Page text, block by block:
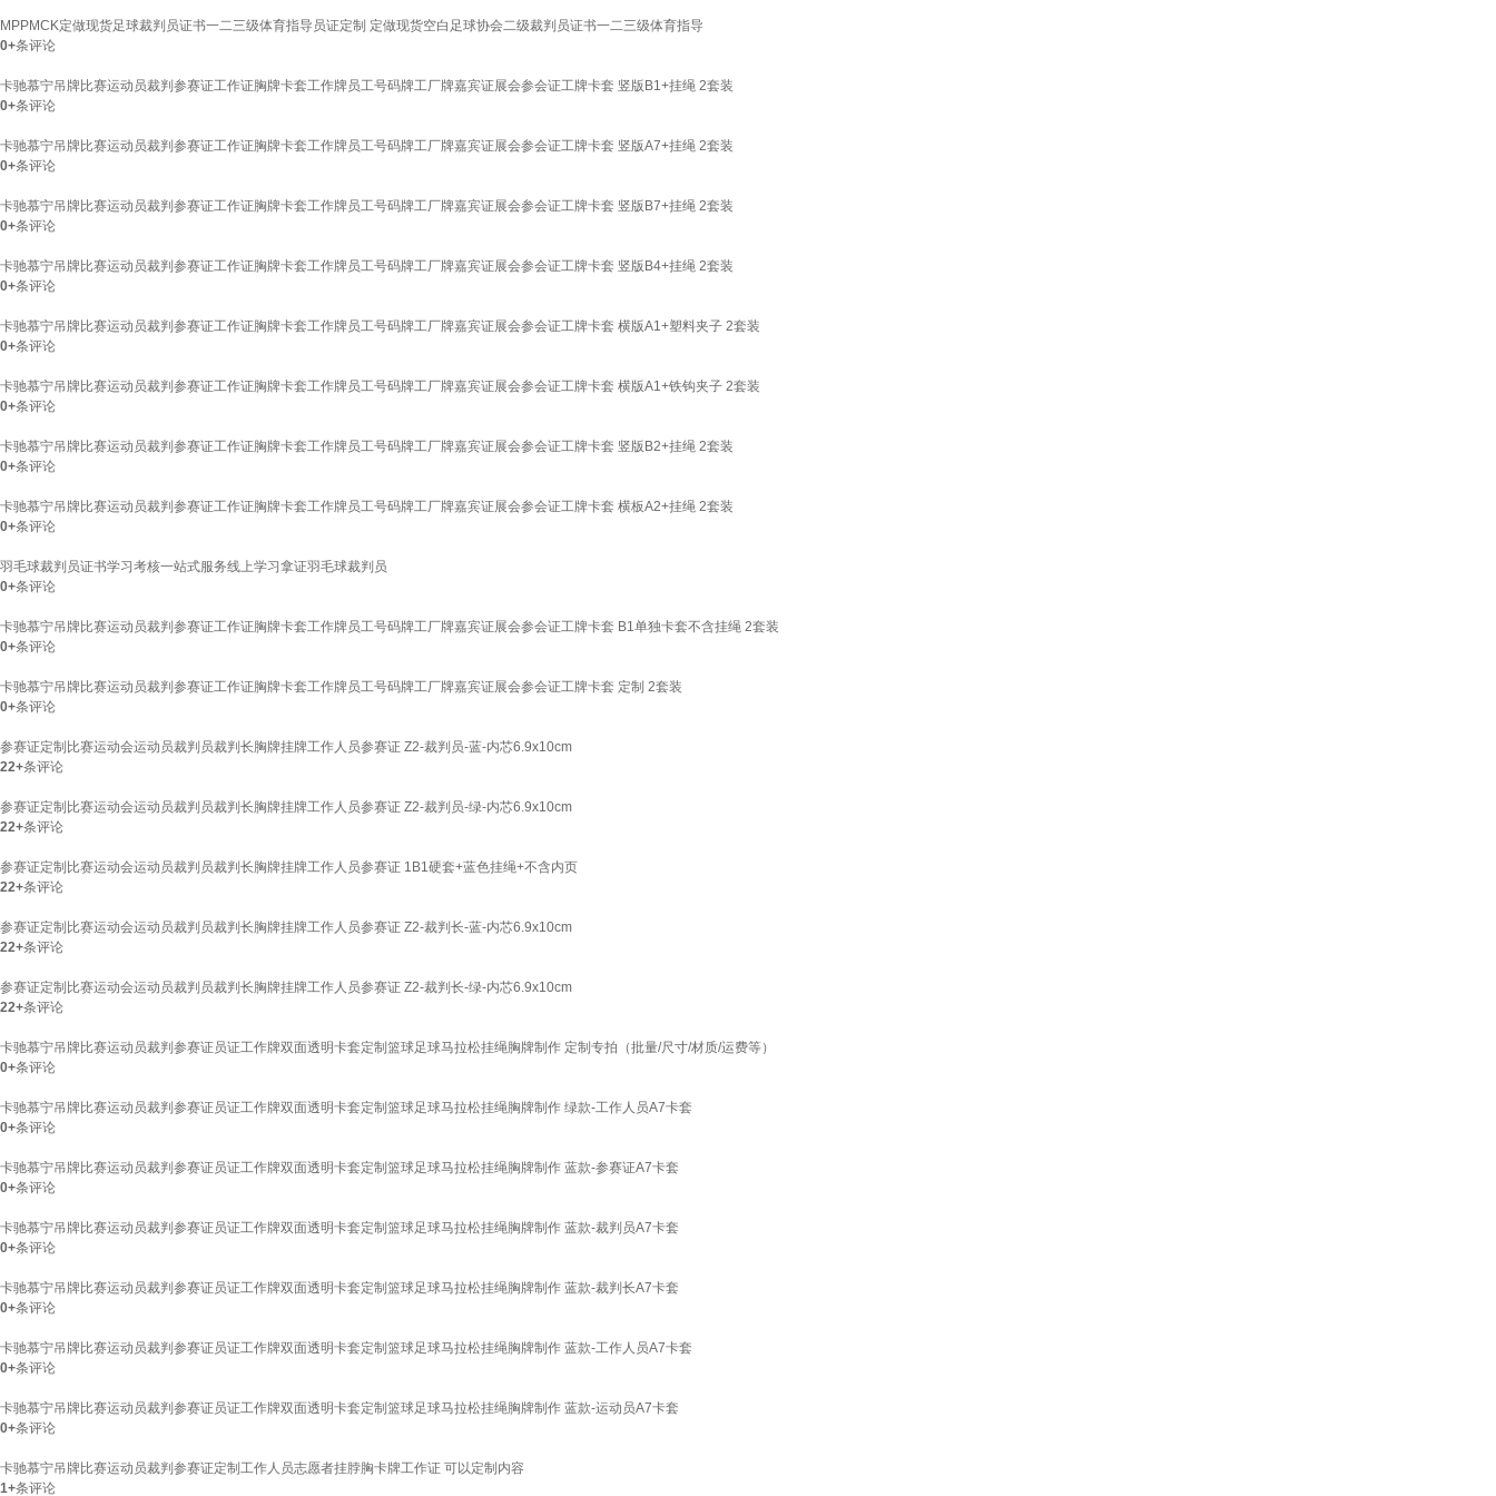
MPPMCK定做现货足球裁判员证书一二三级体育指导员证定制 定做现货空白足球协会二级裁判员证书一二三级体育指导
0+条评论
卡驰慕宁吊牌比赛运动员裁判参赛证工作证胸牌卡套工作牌员工号码牌工厂牌嘉宾证展会参会证工牌卡套 竖版B1+挂绳 2套装
0+条评论
卡驰慕宁吊牌比赛运动员裁判参赛证工作证胸牌卡套工作牌员工号码牌工厂牌嘉宾证展会参会证工牌卡套 竖版A7+挂绳 2套装
0+条评论
卡驰慕宁吊牌比赛运动员裁判参赛证工作证胸牌卡套工作牌员工号码牌工厂牌嘉宾证展会参会证工牌卡套 竖版B7+挂绳 2套装
0+条评论
卡驰慕宁吊牌比赛运动员裁判参赛证工作证胸牌卡套工作牌员工号码牌工厂牌嘉宾证展会参会证工牌卡套 竖版B4+挂绳 2套装
0+条评论
卡驰慕宁吊牌比赛运动员裁判参赛证工作证胸牌卡套工作牌员工号码牌工厂牌嘉宾证展会参会证工牌卡套 横版A1+塑料夹子 2套装
0+条评论
卡驰慕宁吊牌比赛运动员裁判参赛证工作证胸牌卡套工作牌员工号码牌工厂牌嘉宾证展会参会证工牌卡套 横版A1+铁钩夹子 2套装
0+条评论
卡驰慕宁吊牌比赛运动员裁判参赛证工作证胸牌卡套工作牌员工号码牌工厂牌嘉宾证展会参会证工牌卡套 竖版B2+挂绳 2套装
0+条评论
卡驰慕宁吊牌比赛运动员裁判参赛证工作证胸牌卡套工作牌员工号码牌工厂牌嘉宾证展会参会证工牌卡套 横板A2+挂绳 2套装
0+条评论
羽毛球裁判员证书学习考核一站式服务线上学习拿证羽毛球裁判员
0+条评论
卡驰慕宁吊牌比赛运动员裁判参赛证工作证胸牌卡套工作牌员工号码牌工厂牌嘉宾证展会参会证工牌卡套 B1单独卡套不含挂绳 2套装
0+条评论
卡驰慕宁吊牌比赛运动员裁判参赛证工作证胸牌卡套工作牌员工号码牌工厂牌嘉宾证展会参会证工牌卡套 定制 2套装
0+条评论
参赛证定制比赛运动会运动员裁判员裁判长胸牌挂牌工作人员参赛证 Z2-裁判员-蓝-内芯6.9x10cm
22+条评论
参赛证定制比赛运动会运动员裁判员裁判长胸牌挂牌工作人员参赛证 Z2-裁判员-绿-内芯6.9x10cm
22+条评论
参赛证定制比赛运动会运动员裁判员裁判长胸牌挂牌工作人员参赛证 1B1硬套+蓝色挂绳+不含内页
22+条评论
参赛证定制比赛运动会运动员裁判员裁判长胸牌挂牌工作人员参赛证 Z2-裁判长-蓝-内芯6.9x10cm
22+条评论
参赛证定制比赛运动会运动员裁判员裁判长胸牌挂牌工作人员参赛证 Z2-裁判长-绿-内芯6.9x10cm
22+条评论
卡驰慕宁吊牌比赛运动员裁判参赛证员证工作牌双面透明卡套定制篮球足球马拉松挂绳胸牌制作 定制专拍（批量/尺寸/材质/运费等）
0+条评论
卡驰慕宁吊牌比赛运动员裁判参赛证员证工作牌双面透明卡套定制篮球足球马拉松挂绳胸牌制作 绿款-工作人员A7卡套
0+条评论
卡驰慕宁吊牌比赛运动员裁判参赛证员证工作牌双面透明卡套定制篮球足球马拉松挂绳胸牌制作 蓝款-参赛证A7卡套
0+条评论
卡驰慕宁吊牌比赛运动员裁判参赛证员证工作牌双面透明卡套定制篮球足球马拉松挂绳胸牌制作 蓝款-裁判员A7卡套
0+条评论
卡驰慕宁吊牌比赛运动员裁判参赛证员证工作牌双面透明卡套定制篮球足球马拉松挂绳胸牌制作 蓝款-裁判长A7卡套
0+条评论
卡驰慕宁吊牌比赛运动员裁判参赛证员证工作牌双面透明卡套定制篮球足球马拉松挂绳胸牌制作 蓝款-工作人员A7卡套
0+条评论
卡驰慕宁吊牌比赛运动员裁判参赛证员证工作牌双面透明卡套定制篮球足球马拉松挂绳胸牌制作 蓝款-运动员A7卡套
0+条评论
卡驰慕宁吊牌比赛运动员裁判参赛证定制工作人员志愿者挂脖胸卡牌工作证 可以定制内容
1+条评论